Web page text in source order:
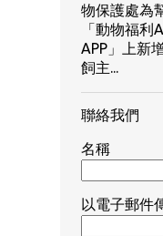
物保護處為
「動物福利
APP」上新
飼主...
聯絡我們
名稱
以電子郵件